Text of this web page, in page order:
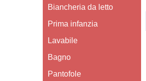
Biancheria da letto
Prima infanzia
Lavabile
Bagno
Pantofole